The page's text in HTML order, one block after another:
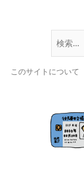
このサイトについて
content